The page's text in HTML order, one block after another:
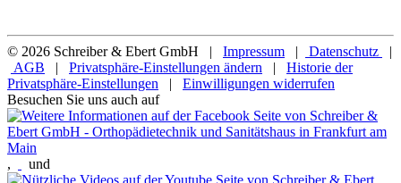
© 2026 Schreiber & Ebert GmbH | Impressum | Datenschutz
|
AGB | Privatsphäre-Einstellungen ändern | Historie der
Privatsphäre-Einstellungen | Einwilligungen widerrufen
Besuchen Sie uns auch auf
, und